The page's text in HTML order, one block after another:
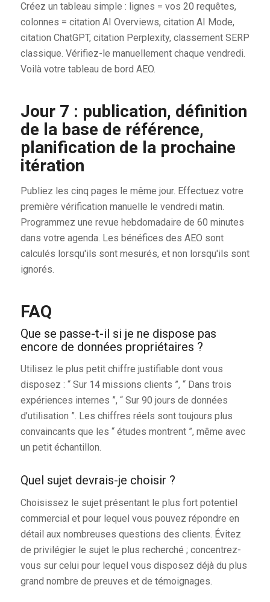
Créez un tableau simple : lignes = vos 20 requêtes,
colonnes = citation AI Overviews, citation AI Mode,
citation ChatGPT, citation Perplexity, classement SERP
classique. Vérifiez-le manuellement chaque vendredi.
Voilà votre tableau de bord AEO.
Jour 7 : publication, définition
de la base de référence,
planification de la prochaine
itération
Publiez les cinq pages le même jour. Effectuez votre
première vérification manuelle le vendredi matin.
Programmez une revue hebdomadaire de 60 minutes
dans votre agenda. Les bénéfices des AEO sont
calculés lorsqu'ils sont mesurés, et non lorsqu'ils sont
ignorés.
FAQ
Que se passe-t-il si je ne dispose pas
encore de données propriétaires ?
Utilisez le plus petit chiffre justifiable dont vous
disposez : “ Sur 14 missions clients ”, “ Dans trois
expériences internes ”, “ Sur 90 jours de données
d’utilisation ”. Les chiffres réels sont toujours plus
convaincants que les “ études montrent ”, même avec
un petit échantillon.
Quel sujet devrais-je choisir ?
Choisissez le sujet présentant le plus fort potentiel
commercial et pour lequel vous pouvez répondre en
détail aux nombreuses questions des clients. Évitez
de privilégier le sujet le plus recherché ; concentrez-
vous sur celui pour lequel vous disposez déjà du plus
grand nombre de preuves et de témoignages.